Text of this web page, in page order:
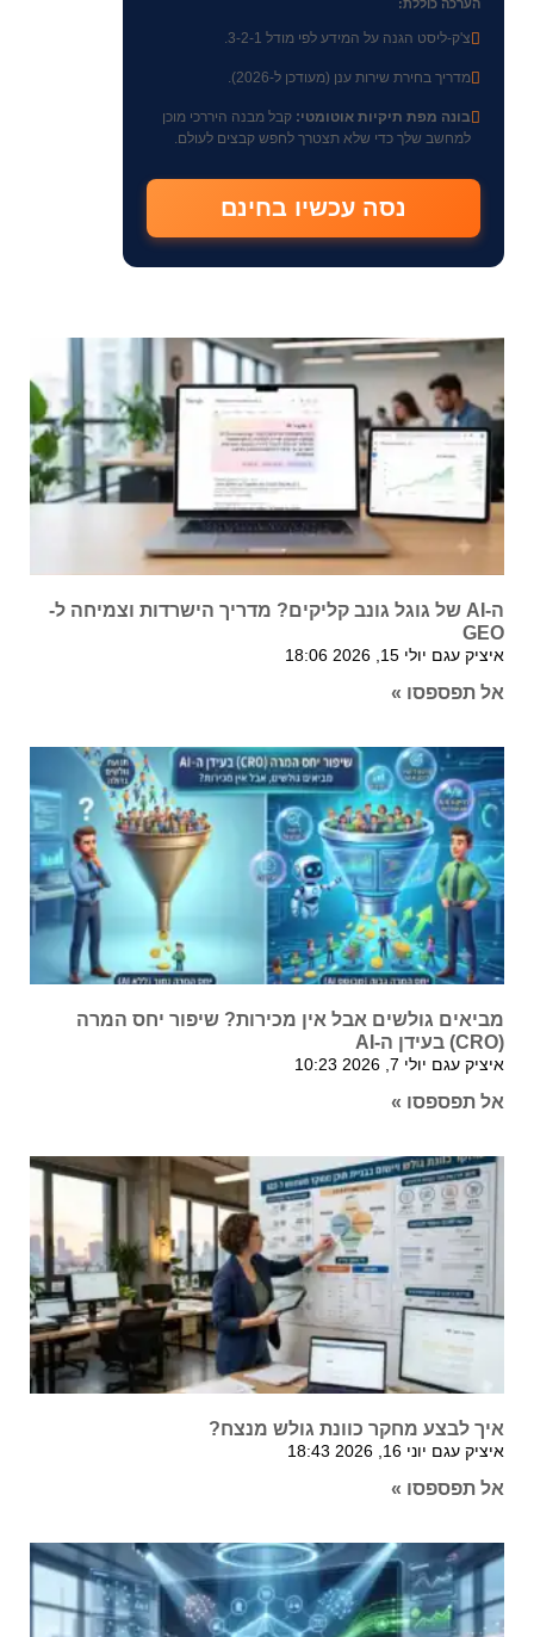
הערכה כוללת:
צ'ק-ליסט הגנה על המידע לפי מודל 3-2-1.
מדריך בחירת שירות ענן (מעודכן ל-2026).
בונה מפת תיקיות אוטומטי: קבל מבנה היררכי מוכן
למחשב שלך כדי שלא תצטרך לחפש קבצים לעולם.
נסה עכשיו בחינם
ה-AI של גוגל גונב קליקים? מדריך הישרדות וצמיחה ל-
GEO
איציק עגם יולי 15, 2026 18:06
אל תפספסו »
מביאים גולשים אבל אין מכירות? שיפור יחס המרה
(CRO) בעידן ה-AI
איציק עגם יולי 7, 2026 10:23
אל תפספסו »
איך לבצע מחקר כוונת גולש מנצח?
איציק עגם יוני 16, 2026 18:43
אל תפספסו »